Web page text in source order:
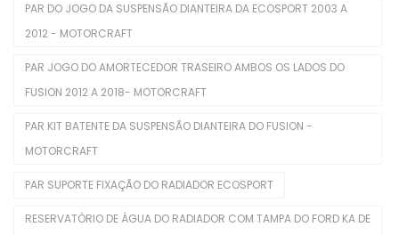
Juntas Tampa De Válvula
Kit De Distribuição
Mangueira Radiador
PAR DO JOGO DA SUSPENSÃO DIANTEIRA DA ECOSPORT 2003 A
2012 - MOTORCRAFT
PAR JOGO DO AMORTECEDOR TRASEIRO AMBOS OS LADOS DO
FUSION 2012 A 2018- MOTORCRAFT
PAR KIT BATENTE DA SUSPENSÃO DIANTEIRA DO FUSION -
MOTORCRAFT
PAR SUPORTE FIXAÇÃO DO RADIADOR ECOSPORT
RESERVATÓRIO DE ÁGUA DO RADIADOR COM TAMPA DO FORD KA DE